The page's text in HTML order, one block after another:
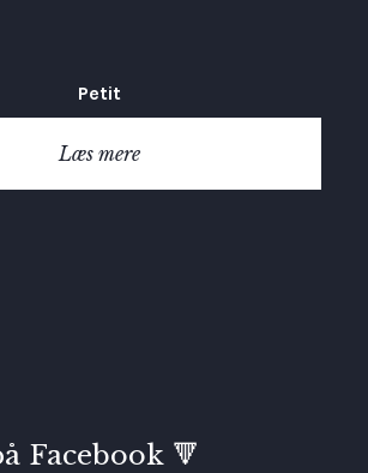
Petit
Læs mere
Facebook 🔻